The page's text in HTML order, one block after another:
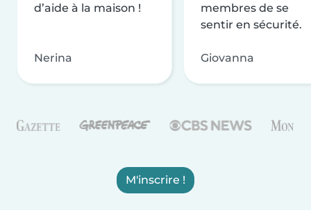
d’aide à la maison !
Nerina
membres de se
sentir en sécurité.
Giovanna
M'inscrire !